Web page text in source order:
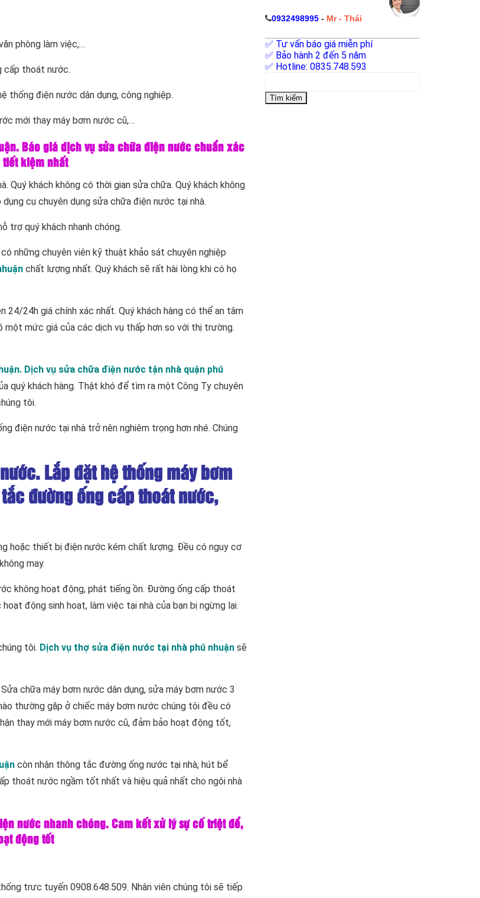
phòng làm việc,…
cấp thoát nước.
thống điện nước dân dụng, công nghiệp.
mới thay máy bơm nước cũ,…
Báo giá dịch vụ sửa chữa điện nước chuẩn xác
tiết kiệm nhất
Quý khách không có thời gian sửa chữa. Quý khách không
cụ chuyên dụng sửa chữa điện nước tại nhà.
trợ quý khách nhanh chóng.
có những chuyên viên kỹ thuật khảo sát chuyên nghiệp
chất lượng nhất. Quý khách sẽ rất hài lòng khi có họ
24/24h giá chính xác nhất. Quý khách hàng có thể an tâm
một mức giá của các dịch vụ thấp hơn so với thị trường.
Dịch vụ sửa chữa điện nước tận nhà quận phú
quý khách hàng. Thật khó để tìm ra một Công Ty chuyên
tôi.
điện nước tại nhà trở nên nghiêm trọng hơn nhé. Chúng
Lắp đặt hệ thống máy bơm
đường ống cấp thoát nước,
hoặc thiết bị điện nước kém chất lượng. Đều có nguy cơ
may.
không hoạt động, phát tiếng ồn. Đường ống cấp thoát
động sinh hoạt, làm việc tại nhà của bạn bị ngừng lại.
tôi. Dịch vụ thợ sửa điện nước tại nhà phú nhuận sẽ
chữa máy bơm nước dân dụng, sửa máy bơm nước 3
thường gặp ở chiếc máy bơm nước chúng tôi đều có
thay mới máy bơm nước cũ, đảm bảo hoạt động tốt,
còn nhận thông tắc đường ống nước tại nhà, hút bể
thoát nước ngầm tốt nhất và hiệu quả nhất cho ngôi nhà
nước nhanh chóng. Cam kết xử lý sự cố triệt để,
động tốt
trưc tuyến 0908.648.509. Nhân viên chúng tôi sẽ tiếp
0932498995- Mr - Thái
✅ Tư vấn báo giá miễn phí
✅ Bảo hành 2 đến 5 năm
✅ Hotline: 0835.748.593
cho: